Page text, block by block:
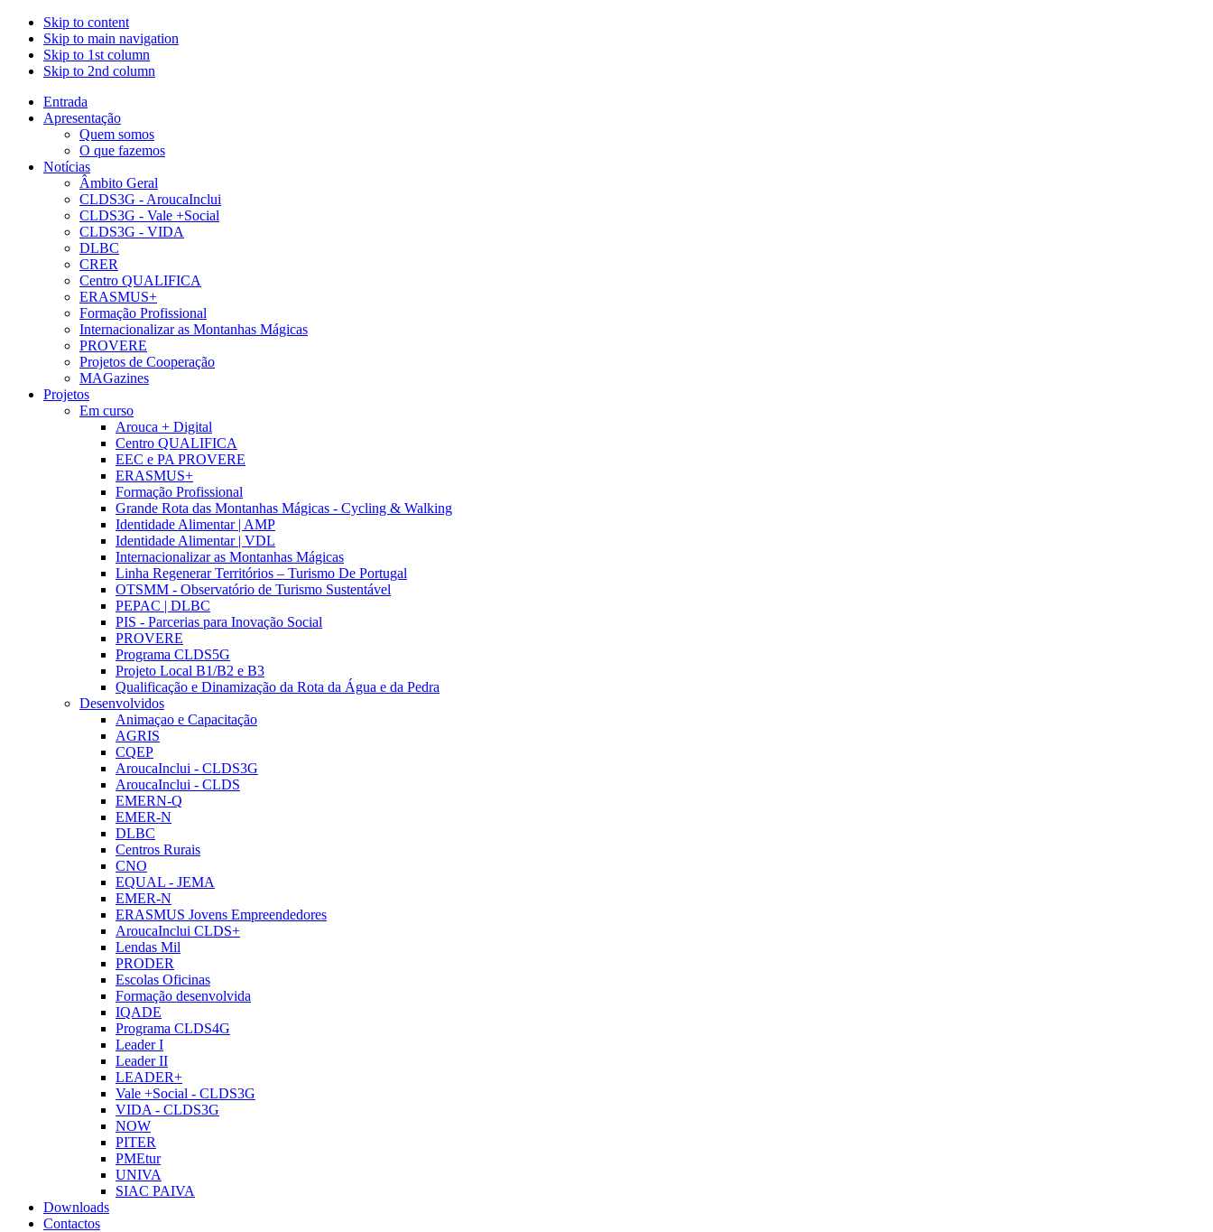
Skip to content
Skip to main navigation
Skip to 1st column
Skip to 2nd column
Entrada
Apresentação
Quem somos
O que fazemos
Notícias
Âmbito Geral
CLDS3G - AroucaInclui
CLDS3G - Vale +Social
CLDS3G - VIDA
DLBC
CRER
Centro QUALIFICA
ERASMUS+
Formação Profissional
Internacionalizar as Montanhas Mágicas
PROVERE
Projetos de Cooperação
MAGazines
Projetos
Em curso
Arouca + Digital
Centro QUALIFICA
EEC e PA PROVERE
ERASMUS+
Formação Profissional
Grande Rota das Montanhas Mágicas - Cycling & Walking
Identidade Alimentar | AMP
Identidade Alimentar | VDL
Internacionalizar as Montanhas Mágicas
Linha Regenerar Territórios – Turismo De Portugal
OTSMM - Observatório de Turismo Sustentável
PEPAC | DLBC
PIS - Parcerias para Inovação Social
PROVERE
Programa CLDS5G
Projeto Local B1/B2 e B3
Qualificação e Dinamização da Rota da Água e da Pedra
Desenvolvidos
Animaçao e Capacitação
AGRIS
CQEP
AroucaInclui - CLDS3G
AroucaInclui - CLDS
EMERN-Q
EMER-N
DLBC
Centros Rurais
CNO
EQUAL - JEMA
EMER-N
ERASMUS Jovens Empreendedores
AroucaInclui CLDS+
Lendas Mil
PRODER
Escolas Oficinas
Formação desenvolvida
IQADE
Programa CLDS4G
Leader I
Leader II
LEADER+
Vale +Social - CLDS3G
VIDA - CLDS3G
NOW
PITER
PMEtur
UNIVA
SIAC PAIVA
Downloads
Contactos